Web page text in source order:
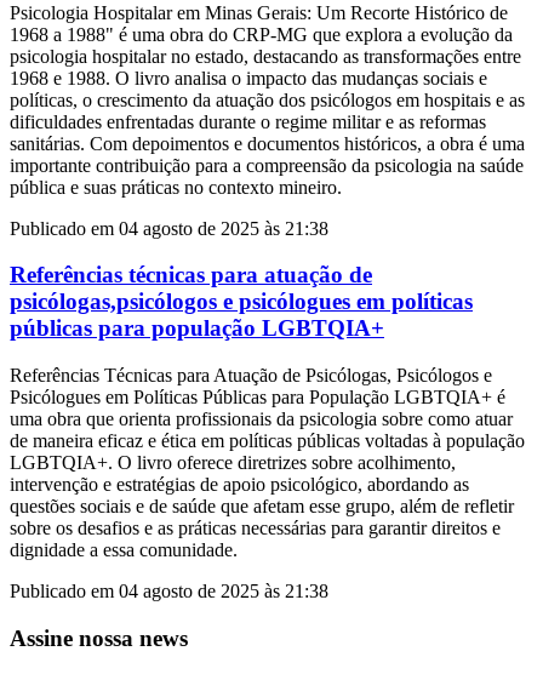
Psicologia Hospitalar em Minas Gerais: Um Recorte Histórico de
1968 a 1988" é uma obra do CRP-MG que explora a evolução da
psicologia hospitalar no estado, destacando as transformações entre
1968 e 1988. O livro analisa o impacto das mudanças sociais e
políticas, o crescimento da atuação dos psicólogos em hospitais e as
dificuldades enfrentadas durante o regime militar e as reformas
sanitárias. Com depoimentos e documentos históricos, a obra é uma
importante contribuição para a compreensão da psicologia na saúde
pública e suas práticas no contexto mineiro.
Publicado em 04 agosto de 2025 às 21:38
Referências técnicas para atuação de
psicólogas,psicólogos e psicólogues em políticas
públicas para população LGBTQIA+
Referências Técnicas para Atuação de Psicólogas, Psicólogos e
Psicólogues em Políticas Públicas para População LGBTQIA+ é
uma obra que orienta profissionais da psicologia sobre como atuar
de maneira eficaz e ética em políticas públicas voltadas à população
LGBTQIA+. O livro oferece diretrizes sobre acolhimento,
intervenção e estratégias de apoio psicológico, abordando as
questões sociais e de saúde que afetam esse grupo, além de refletir
sobre os desafios e as práticas necessárias para garantir direitos e
dignidade a essa comunidade.
Publicado em 04 agosto de 2025 às 21:38
Assine nossa news